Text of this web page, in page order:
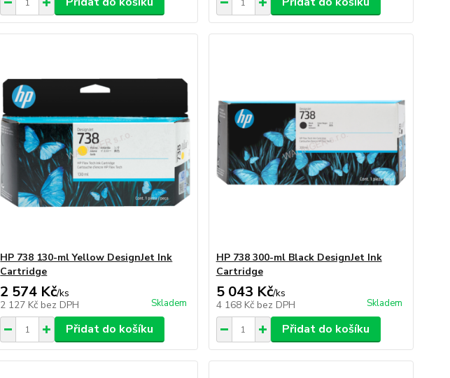
HP 738 130-ml Yellow DesignJet Ink
Cartridge
2 574 Kč/ks
2 127 Kč bez DPH Skladem
Přidat do košíku
HP 738 300-ml Black DesignJet Ink
Cartridge
5 043 Kč/ks
4 168 Kč bez DPH Skladem
Přidat do košíku